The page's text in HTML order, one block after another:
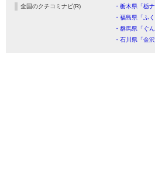
全国のクチコミナビ(R) ・栃木県「栃ナ
・福島県「ふ
・群馬県「ぐ
・石川県「金